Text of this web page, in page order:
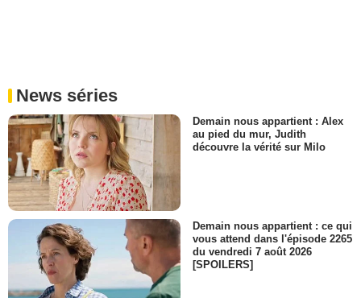
News séries
Demain nous appartient : Alex
au pied du mur, Judith
découvre la vérité sur Milo
Demain nous appartient : ce qui
vous attend dans l'épisode 2265
du vendredi 7 août 2026
[SPOILERS]